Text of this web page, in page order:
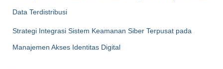
Data Terdistribusi
Strategi Integrasi Sistem Keamanan Siber Terpusat pada
Manajemen Akses Identitas Digital